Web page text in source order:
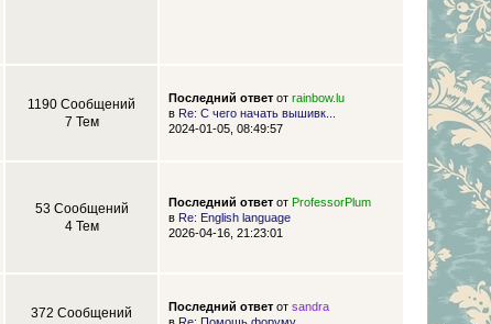
1190 Сообщений
7 Тем
Последний ответот rainbow.lu
в Re: С чего начать вышивк...
2024-01-05, 08:49:57
53 Сообщений
4 Тем
Последний ответот ProfessorPlum
в Re: English language
2026-04-16, 21:23:01
372 Сообщений
Последний ответот sandra